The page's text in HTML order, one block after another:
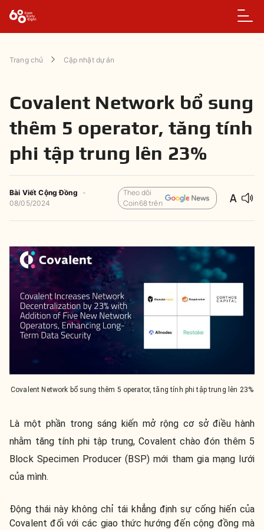
Trang chủ Cập nhật dự án
Covalent Network bổ sung
thêm 5 operator, tăng tính
phi tập trung lên 23%
Bài Viết Cộng Đồng
-
08/05/2024
Theo dõi
Coin68 trên
Covalent Network bổ sung thêm 5 operator, tăng tính phi tập trung lên 23%
Là một phần trong sáng kiến mở rộng cơ sở điều hành
nhằm tăng tính phi tập trung, Covalent chào đón thêm 5
Block Specimen Producer (BSP) mới tham gia mạng lưới
của mình.
Động thái này không chỉ tái khẳng định sự cống hiến của
Covalent đối với các giao thức hướng đến cộng đồng mà